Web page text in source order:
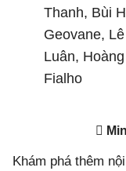
Thanh, Bùi
Geovane,
Luân,
Fialho
Khám phá thêm